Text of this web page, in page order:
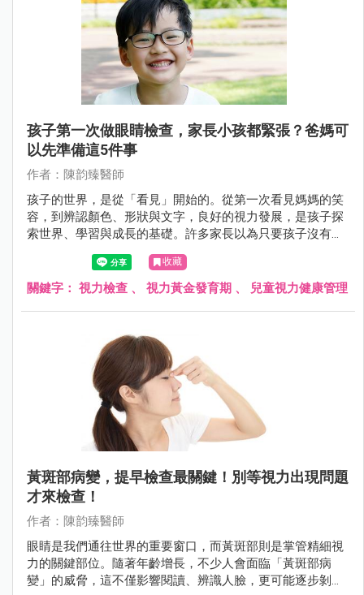
孩子第一次做眼睛檢查，家長小孩都緊張？爸媽可
以先準備這5件事
作者：陳韵臻醫師
孩子的世界，是從「看見」開始的。從第一次看見媽媽的笑
容，到辨認顏色、形狀與文字，良好的視力發展，是孩子探
索世界、學習與成長的基礎。許多家長以為只要孩子沒有揉
眼、沒說看不清楚，就代表視力沒問題，但事實上，許多視
力異常在幼兒時期沒有明顯症狀，卻可能悄悄影響孩子的一
生。
收藏
關鍵字： 視力檢查 、 視力黃金發育期 、 兒童視力健康管理
黃斑部病變，提早檢查最關鍵！別等視力出現問題
才來檢查！
作者：陳韵臻醫師
眼睛是我們通往世界的重要窗口，而黃斑部則是掌管精細視
力的關鍵部位。隨著年齡增長，不少人會面臨「黃斑部病
變」的威脅，這不僅影響閱讀、辨識人臉，更可能逐步剝奪